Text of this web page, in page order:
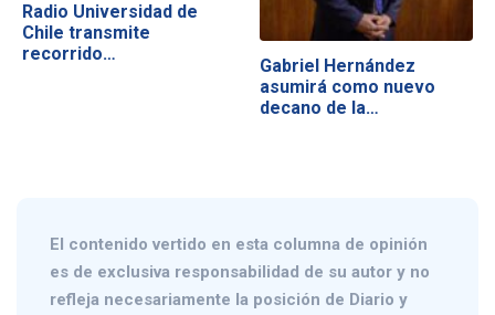
Radio Universidad de
Chile transmite
recorrido…
Gabriel Hernández
asumirá como nuevo
decano de la…
El contenido vertido en esta columna de opinión
es de exclusiva responsabilidad de su autor y no
refleja necesariamente la posición de Diario y